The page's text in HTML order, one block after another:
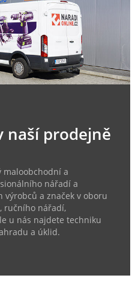
naší prodejně
maloobchodní a
nářadí a
a značek v oboru
ručního nářadí,
u nás najdete techniku
a úklid.